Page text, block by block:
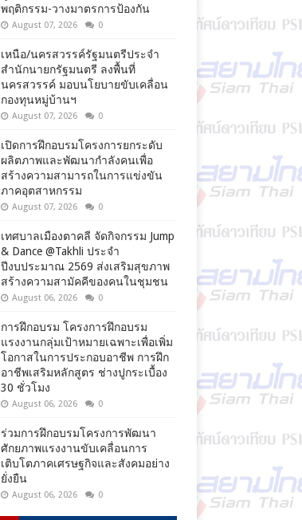
พฤติกรรม-วางมาตรการป้องกัน
August 07, 2026 0
เหนือ/นครสวรรค์รัฐมนตรีประจำ
สำนักนายกรัฐมนตรี ลงพื้นที่
นครสวรรค์ มอบนโยบายขับเคลื่อน
กองทุนหมู่บ้านฯ
August 07, 2026 0
เปิดการฝึกอบรมโครงการยกระดับ
ผลิตภาพและพัฒนากำลังคนเพื่อ
สร้างความสามารถในการแข่งขัน
ภาคอุตสาหกรรม
August 07, 2026 0
เทศบาลเมืองตาคลี จัดกิจกรรม Jump
& Dance @Takhli ประจำ
ปีงบประมาณ 2569 ส่งเสริมสุขภาพ
สร้างความสามัคคีของคนในชุมชน
August 06, 2026 0
การฝึกอบรม โครงการฝึกอบรม
แรงงานกลุ่มเป้าหมายเฉพาะเพื่อเพิ่ม
โอกาสในการประกอบอาชีพ การฝึก
อาชีพเสริมหลักสูตร ช่างปูกระเบื้อง
30 ชั่วโมง
August 06, 2026 0
ร่วมการฝึกอบรมโครงการพัฒนา
ศักยภาพแรงงานขับเคลื่อนการ
เติบโตภาคเศรษฐกิจและสังคมอย่าง
ยั่งยืน
August 06, 2026 0